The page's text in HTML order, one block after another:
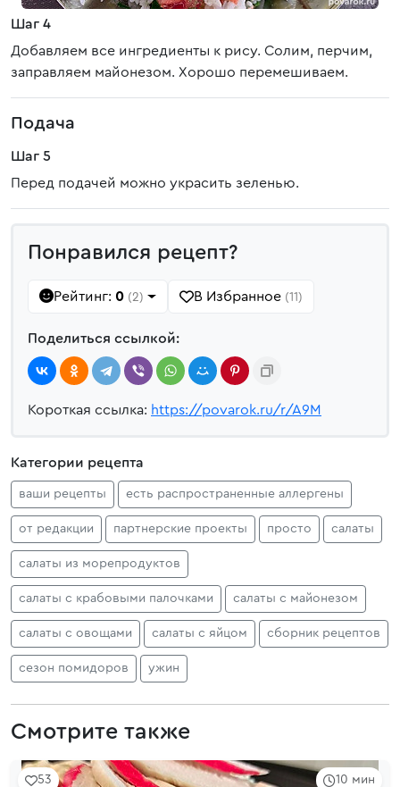
Шаг 4
Добавляем все ингредиенты к рису. Солим, перчим,
заправляем майонезом. Хорошо перемешиваем.
Подача
Шаг 5
Перед подачей можно украсить зеленью.
Понравился рецепт?
Рейтинг: 0 (2) В Избранное (11)
Поделиться ссылкой:
Короткая ссылка: https://povarok.ru/r/A9M
Категории рецепта
ваши рецепты есть распространенные аллергены
от редакции партнерские проекты просто салаты
салаты из морепродуктов
салаты с крабовыми палочками салаты с майонезом
салаты с овощами салаты с яйцом сборник рецептов
сезон помидоров ужин
Смотрите также
10 мин
53